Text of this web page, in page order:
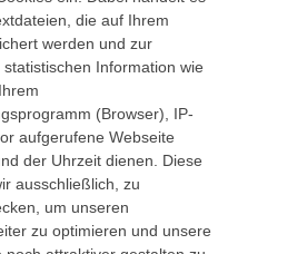
die auf Ihrem
werden und zur
Information wie
(Browser), IP-
aufgerufene Webseite
der Uhrzeit dienen. Diese
ausschließlich, zu
um unseren
zu optimieren und unsere